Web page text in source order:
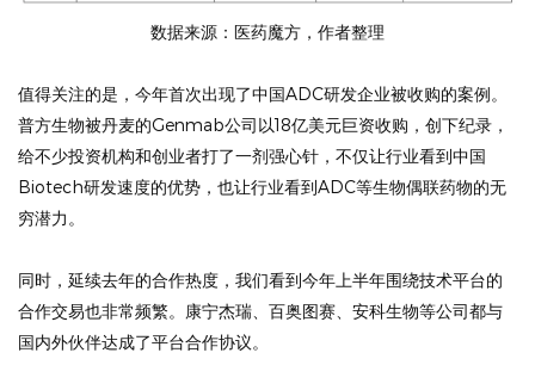
数据来源：医药魔方，作者整理
值得关注的是，今年首次出现了中国ADC研发企业被收购的案例。
普方生物被丹麦的Genmab公司以18亿美元巨资收购，创下纪录，
给不少投资机构和创业者打了一剂强心针，不仅让行业看到中国
Biotech研发速度的优势，也让行业看到ADC等生物偶联药物的无
穷潜力。
同时，延续去年的合作热度，我们看到今年上半年围绕技术平台的
合作交易也非常频繁。康宁杰瑞、百奥图赛、安科生物等公司都与
国内外伙伴达成了平台合作协议。